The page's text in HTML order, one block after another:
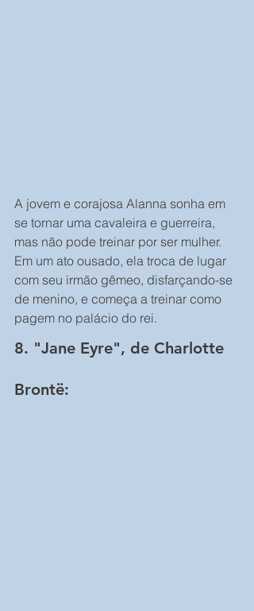
A jovem e corajosa Alanna sonha em
se tornar uma cavaleira e guerreira,
mas não pode treinar por ser mulher.
Em um ato ousado, ela troca de lugar
com seu irmão gêmeo, disfarçando-se
de menino, e começa a treinar como
pagem no palácio do rei.
8. "Jane Eyre", de Charlotte
Brontë: